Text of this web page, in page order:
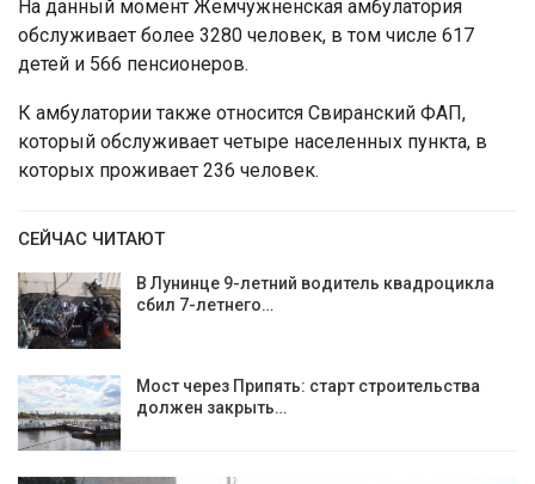
На данный момент Жемчужненская амбулатория
обслуживает более 3280 человек, в том числе 617
детей и 566 пенсионеров.
К амбулатории также относится Свиранский ФАП,
который обслуживает четыре населенных пункта, в
которых проживает 236 человек.
СЕЙЧАС ЧИТАЮТ
В Лунинце 9-летний водитель квадроцикла
сбил 7-летнего…
Мост через Припять: старт строительства
должен закрыть…